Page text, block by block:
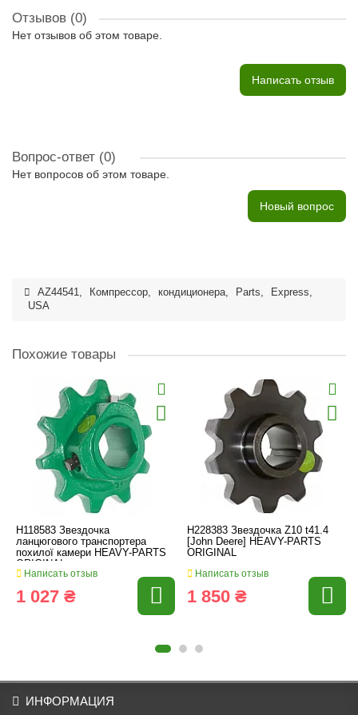
Отзывов (0)
Нет отзывов об этом товаре.
Написать отзыв
Вопрос-ответ (0)
Нет вопросов об этом товаре.
Новый вопрос
AZ44541, Компрессор, кондиционера, Parts, Express,
USA
Похожие товары
H118583 Звездочка
ланцюгового транспортера
похилої камери HEAVY-PARTS
ORIGINAL
Написать отзыв
1 027 ₴
H228383 Звездочка Z10 t41.4
[John Deere] HEAVY-PARTS
ORIGINAL
Написать отзыв
1 850 ₴
ИНФОРМАЦИЯ